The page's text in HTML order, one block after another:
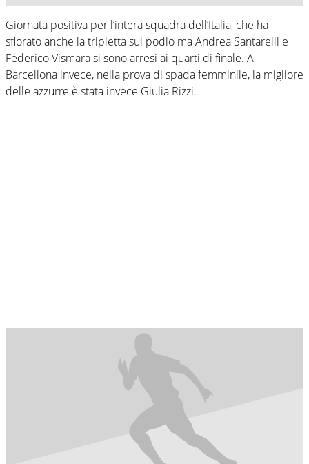
Giornata positiva per l’intera squadra dell’Italia, che ha
sfiorato anche la tripletta sul podio ma Andrea Santarelli e
Federico Vismara si sono arresi ai quarti di finale. A
Barcellona invece, nella prova di spada femminile, la migliore
delle azzurre è stata invece Giulia Rizzi.